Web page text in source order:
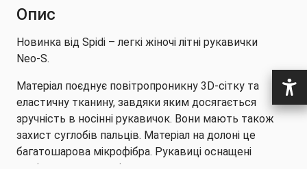
Опис
Новинка від Spidi – легкі жіночі літні рукавички
Neo-S.
Матеріал поєднує повітропроникну 3D-сітку та
еластичну тканину, завдяки яким досягається
зручність в носінні рукавичок. Вони мають також
захист суглобів пальців. Матеріал на долоні це
багатошарова мікрофібра. Рукавиці оснащені